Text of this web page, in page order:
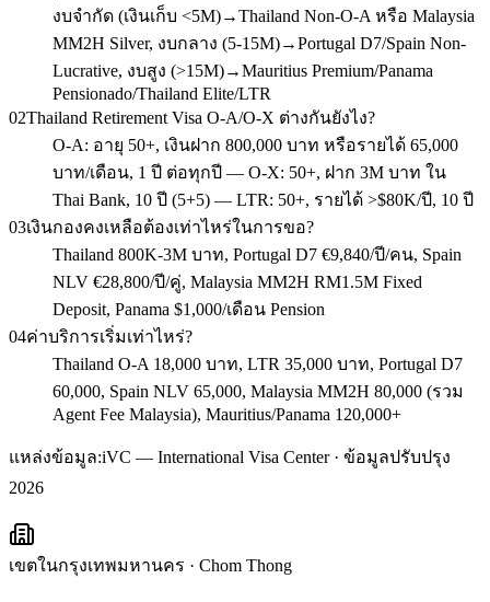
งบจำกัด (เงินเก็บ <5M)→Thailand Non-O-A หรือ Malaysia
MM2H Silver, งบกลาง (5-15M)→Portugal D7/Spain Non-
Lucrative, งบสูง (>15M)→Mauritius Premium/Panama
Pensionado/Thailand Elite/LTR
02Thailand Retirement Visa O-A/O-X ต่างกันยังไง?
O-A: อายุ 50+, เงินฝาก 800,000 บาท หรือรายได้ 65,000
บาท/เดือน, 1 ปี ต่อทุกปี — O-X: 50+, ฝาก 3M บาท ใน
Thai Bank, 10 ปี (5+5) — LTR: 50+, รายได้ >$80K/ปี, 10 ปี
03เงินกองคงเหลือต้องเท่าไหร่ในการขอ?
Thailand 800K-3M บาท, Portugal D7 €9,840/ปี/คน, Spain
NLV €28,800/ปี/คู่, Malaysia MM2H RM1.5M Fixed
Deposit, Panama $1,000/เดือน Pension
04ค่าบริการเริ่มเท่าไหร่?
Thailand O-A 18,000 บาท, LTR 35,000 บาท, Portugal D7
60,000, Spain NLV 65,000, Malaysia MM2H 80,000 (รวม
Agent Fee Malaysia), Mauritius/Panama 120,000+
แหล่งข้อมูล:iVC — International Visa Center · ข้อมูลปรับปรุง
2026
เขตในกรุงเทพมหานคร · Chom Thong